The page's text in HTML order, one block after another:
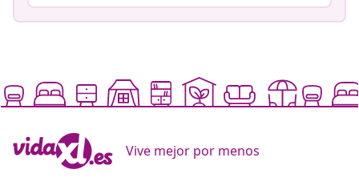
Vive mejor por menos